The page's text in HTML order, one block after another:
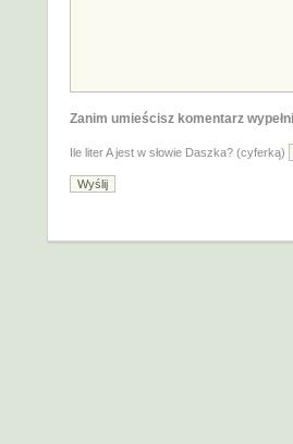
Zanim umieścisz komentarz
Ile liter A jest w słowie Daszka? (cyferką)